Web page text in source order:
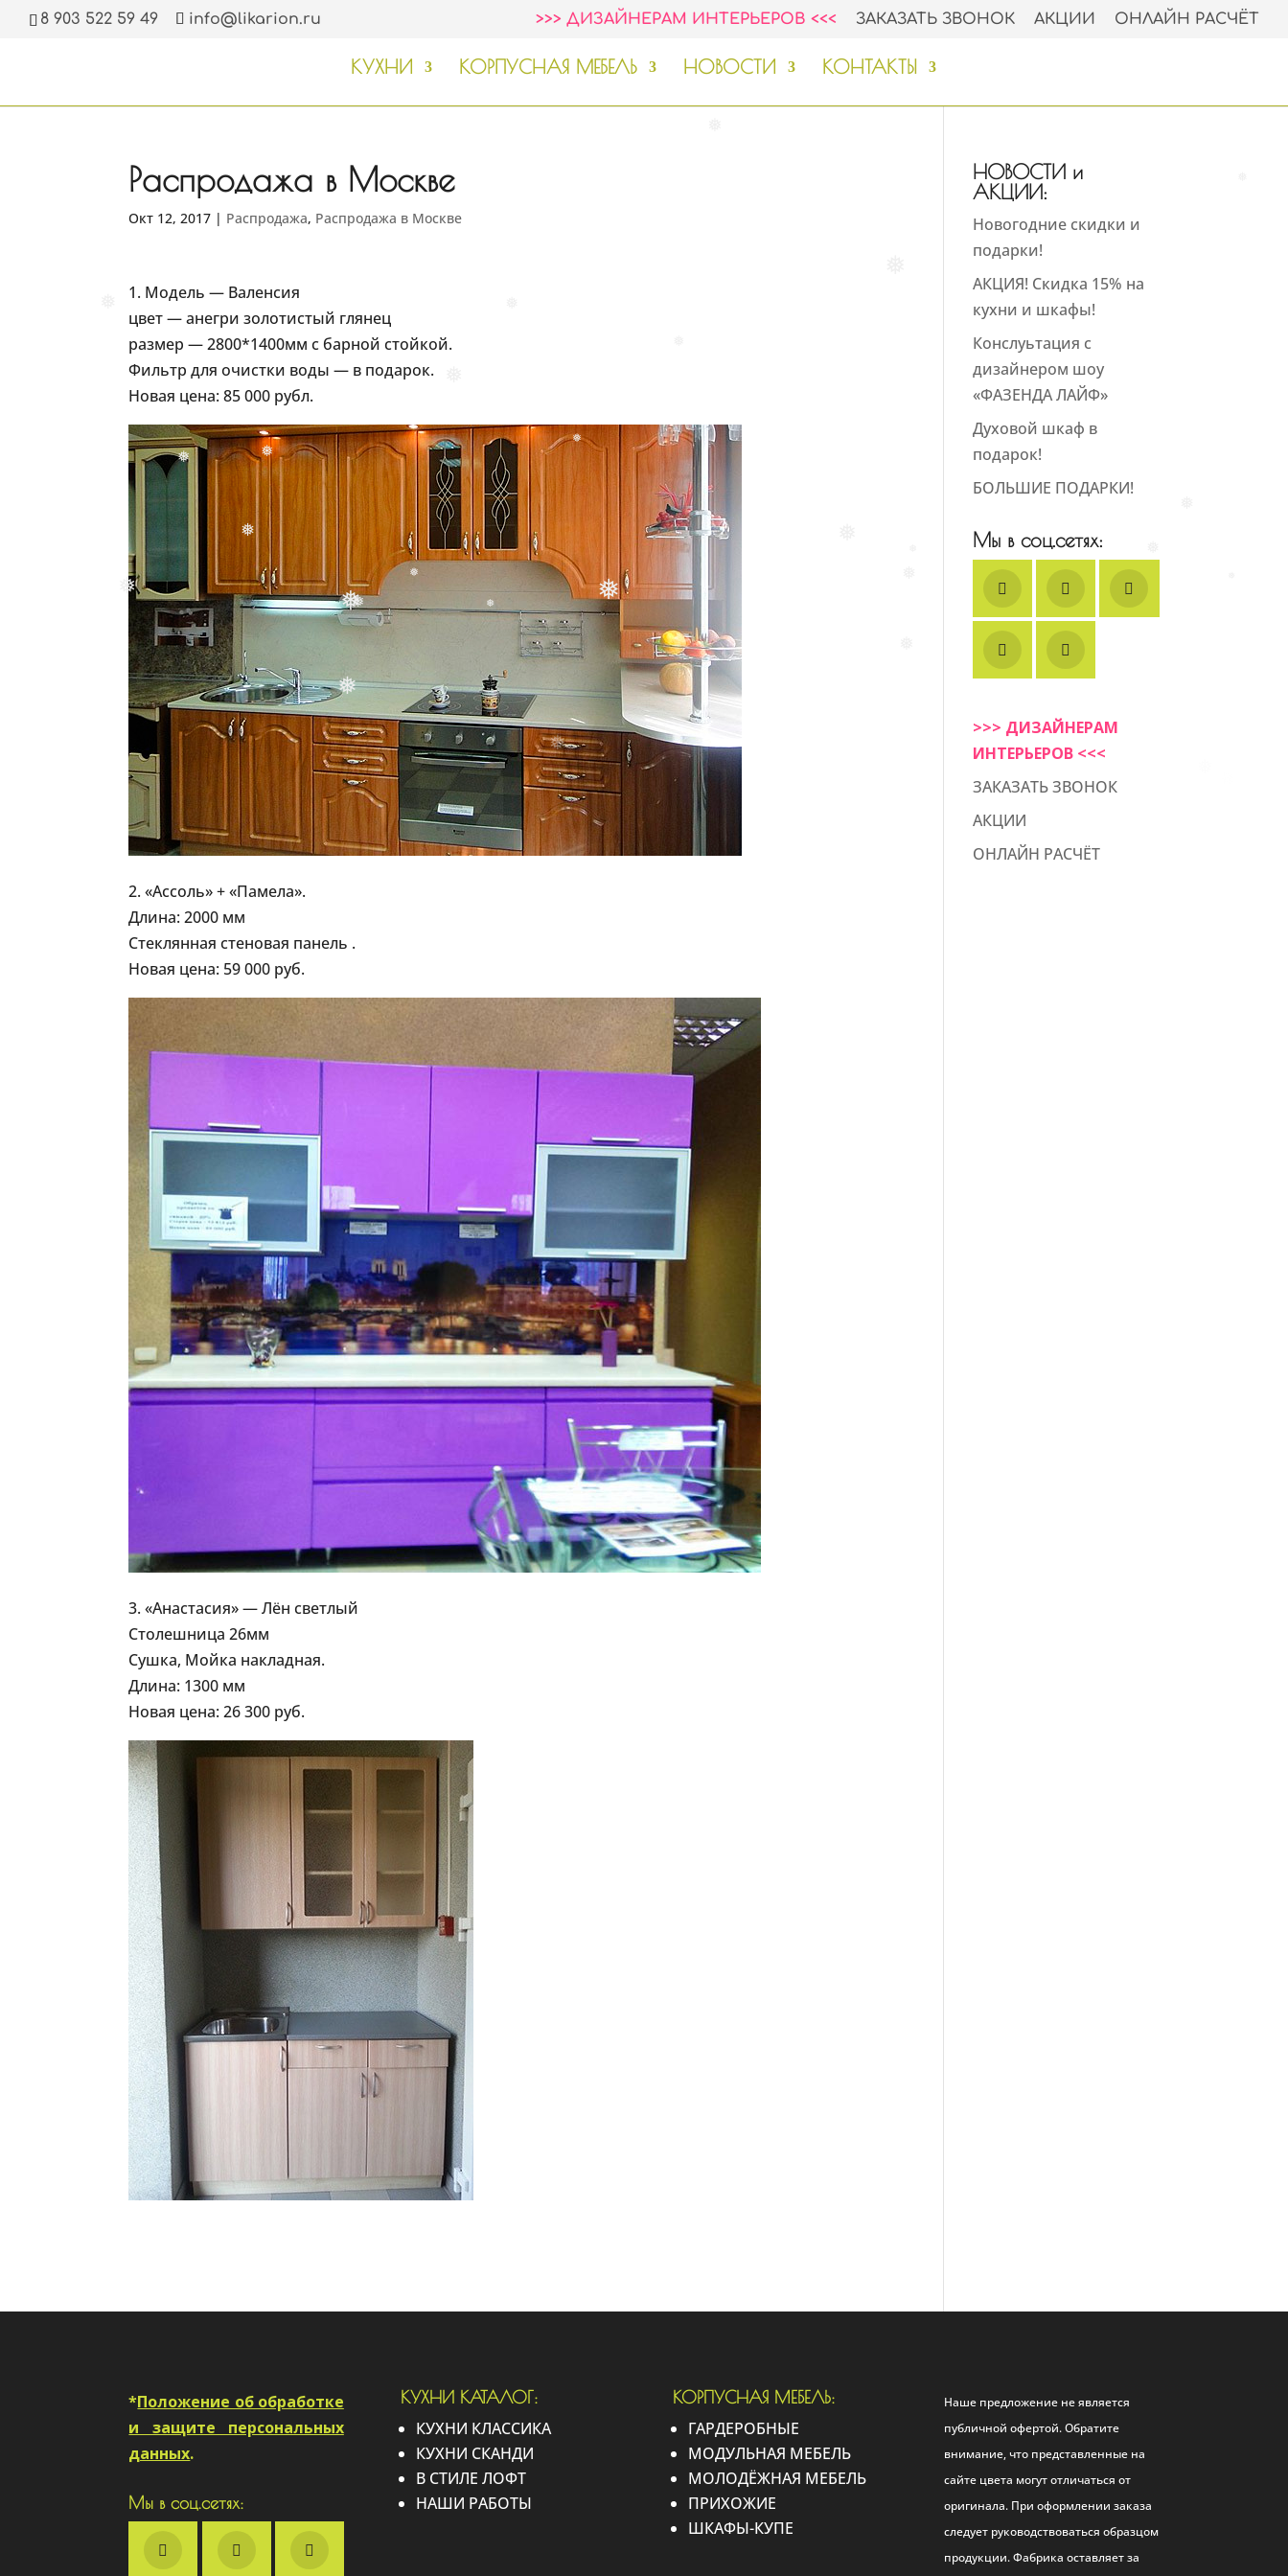
❅
❅
❅
❅
❅
❅
❅
❅
❅
8 903 522 59 49 info@likarion.ru >>> ДИЗАЙНЕРАМ ИНТЕРЬЕРОВ <<< ЗАКАЗАТЬ ЗВОНОК АКЦИИ ОНЛАЙН РАСЧЁТ
КУХНИ КОРПУСНАЯ МЕБЕЛЬ НОВОСТИ КОНТАКТЫ
Распродажа в Москве
Окт 12, 2017 | Распродажа, Распродажа в Москве
1. Модель — Валенсия
цвет — анегри золотистый глянец
размер — 2800*1400мм с барной стойкой.
Фильтр для очистки воды — в подарок.
Новая цена: 85 000 рубл.
2. «Ассоль» + «Памела».
Длина: 2000 мм
Стеклянная стеновая панель .
Новая цена: 59 000 руб.
3. «Анастасия» — Лён светлый
Столешница 26мм
Сушка, Мойка накладная.
Длина: 1300 мм
Новая цена: 26 300 руб.
НОВОСТИ и
АКЦИИ:
Новогодние скидки и
подарки!
АКЦИЯ! Скидка 15% на
кухни и шкафы!
Конслуьтация с
дизайнером шоу
«ФАЗЕНДА ЛАЙФ»
Духовой шкаф в
подарок!
БОЛЬШИЕ ПОДАРКИ!
Мы в соц.сетях:
>>> ДИЗАЙНЕРАМ
ИНТЕРЬЕРОВ <<<
ЗАКАЗАТЬ ЗВОНОК
АКЦИИ
ОНЛАЙН РАСЧЁТ
*Положение об обработке
и защите персональных
данных.
Мы в соц.сетях:
КУХНИ КАТАЛОГ:
КУХНИ КЛАССИКА
КУХНИ СКАНДИ
В СТИЛЕ ЛОФТ
НАШИ РАБОТЫ
КОРПУСНАЯ МЕБЕЛЬ:
ГАРДЕРОБНЫЕ
МОДУЛЬНАЯ МЕБЕЛЬ
МОЛОДЁЖНАЯ МЕБЕЛЬ
ПРИХОЖИЕ
ШКАФЫ-КУПЕ
Наше предложение не является
публичной офертой. Обратите
внимание, что представленные на
сайте цвета могут отличаться от
оригинала. При оформлении заказа
следует руководствоваться образцом
продукции. Фабрика оставляет за